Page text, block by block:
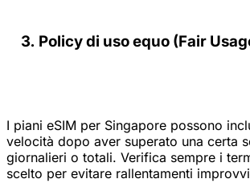
Policy di uso equo (Fair
I piani eSIM per Singapore possono
velocità dopo aver superato una certa
giornalieri o totali. Verifica sempre i
scelto per evitare rallentamenti